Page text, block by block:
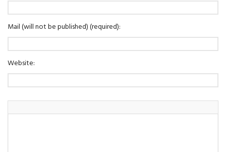
Mail (will not be published) (required):
Website: